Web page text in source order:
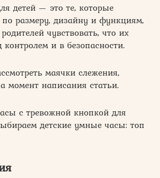
детей — это те, которые
размеру, дизайну и функциям,
чувствовать, что их
и в безопасности.
маячки слежения,
момент написания статьи.
с тревожной кнопкой для
детские умные часы: топ